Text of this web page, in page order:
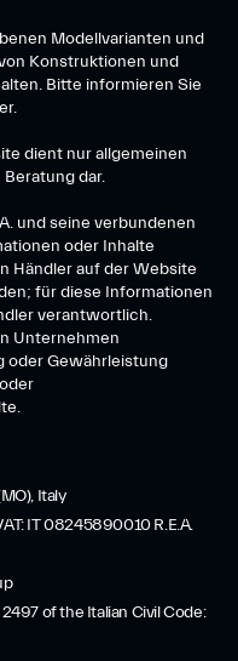
Modellvarianten und
Konstruktionen und
Bitte informieren Sie
dient nur allgemeinen
dar.
und seine verbundenen
oder Inhalte
Händler auf der Website
für diese Informationen
verantwortlich.
Unternehmen
oder Gewährleistung
Italy
IT 08245890010 R.E.A.
of the Italian Civil Code: